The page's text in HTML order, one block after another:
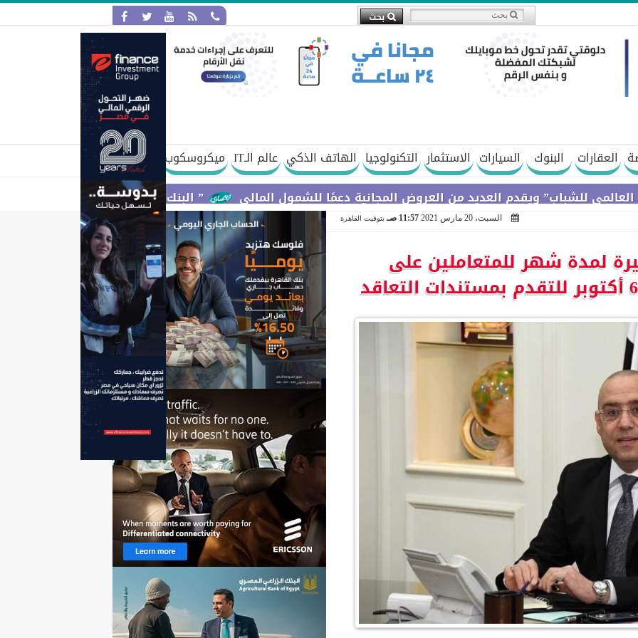
العقارات البنوك السيارات الاستثمار التكنولوجيا الهاتف الذكي عالم الـIT
ميكروسكوب
” البنك المركزي” : معدلات الشمول المالي تواصل ارتفاعها 79% من المواطنين يمتلكون حسابات نشطة
ويقدم العديد من العروض المجانية دعمًا للشمول المالي
السبت، 20 مارس 2021 11:57 صـ بتوقيت القاهرة
لمدة شهر للمتعاملين على